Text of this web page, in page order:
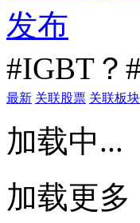
发布
#IGBT？#
最新 关联股票 关联板块
加载中...
加载更多